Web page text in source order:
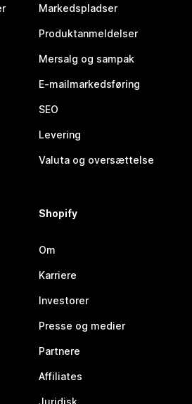
Markedspladser
Produktanmeldelser
Mersalg og sampak
E-mailmarkedsføring
SEO
Levering
Valuta og oversættelse
Shopify
Om
Karriere
Investorer
Presse og medier
Partnere
Affiliates